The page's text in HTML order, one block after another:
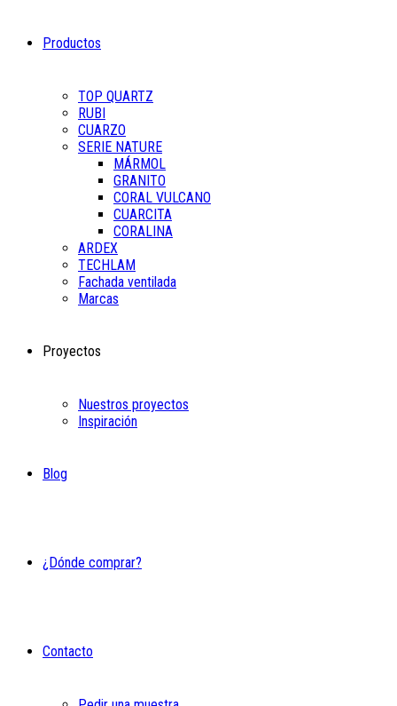
Productos
TOP QUARTZ
RUBI
CUARZO
SERIE NATURE
MÁRMOL
GRANITO
CORAL VULCANO
CUARCITA
CORALINA
ARDEX
TECHLAM
Fachada ventilada
Marcas
Proyectos
Nuestros proyectos
Inspiración
Blog
¿Dónde comprar?
Contacto